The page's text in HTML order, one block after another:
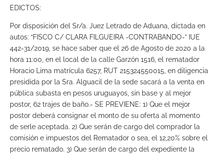
EDICTOS:
Por disposición del Sr/a. Juez Letrado de Aduana, dictada en
autos: “FISCO C/ CLARA FILGUEIRA -CONTRABANDO-” IUE
442-31/2019, se hace saber que el 26 de Agosto de 2020 a la
hora 11:00, en el local de la calle Garzón 1516, el rematador
Horacio Lima matrícula 6257, RUT 215324550015, en diligencia
presidida por la Sra. Alguacil de la sede sacará a la venta en
pública subasta en pesos uruguayos, sin base y al mejor
postor, 62 trajes de baño.- SE PREVIENE: 1) Que el mejor
postor deberá consignar el monto de su oferta al momento
de serle aceptada. 2) Que serán de cargo del comprador la
comisión e impuestos del Rematador o sea, el 12,20% sobre el
precio rematado. 3) Que serán de cargo del expediente la